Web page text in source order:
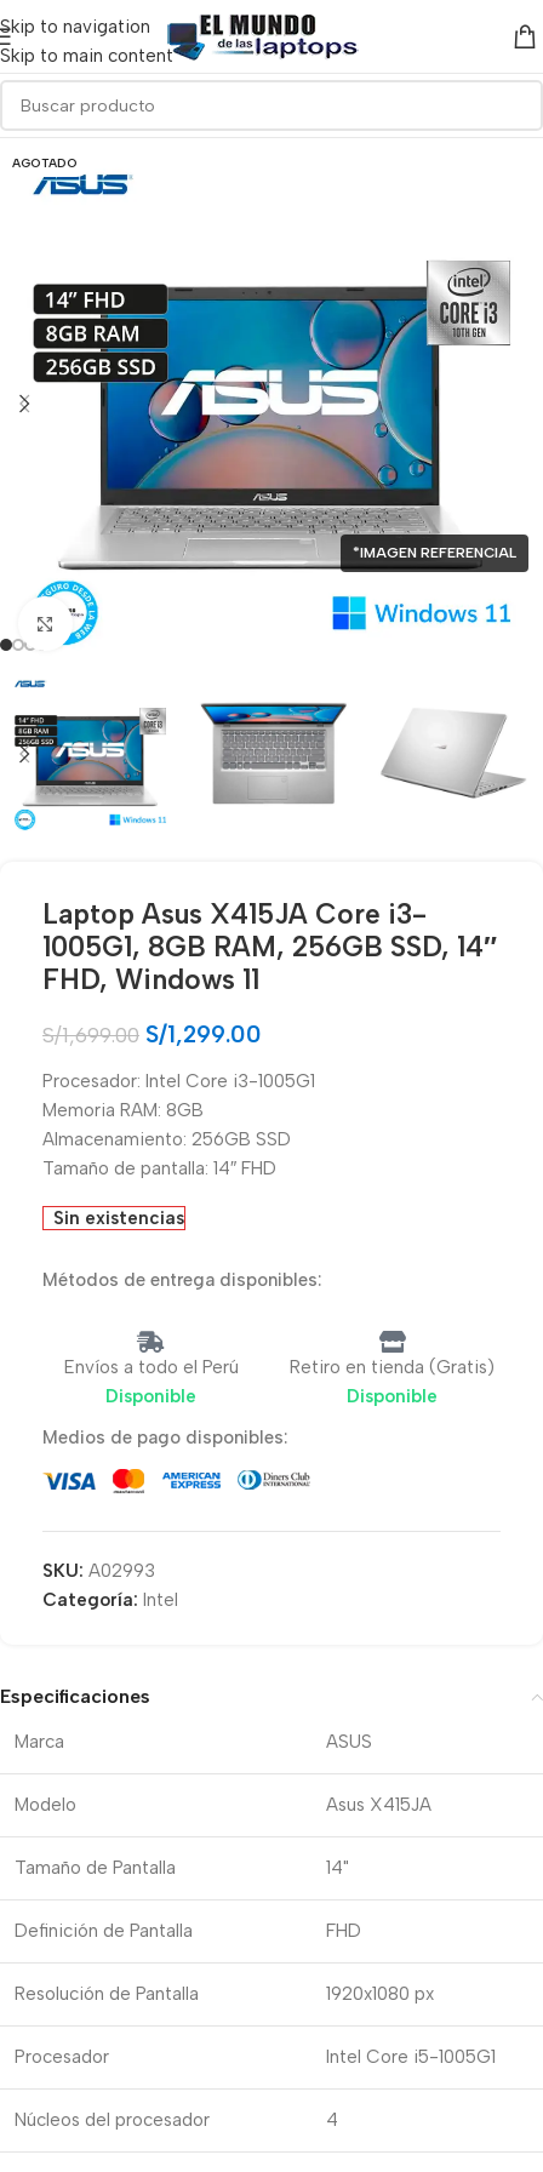
Skip to navigation
Skip to main content
AGOTADO
Click para agrandar
*IMAGEN REFERENCIAL
Laptop Asus X415JA Core i3-
1005G1, 8GB RAM, 256GB SSD, 14″
FHD, Windows 11
S/1,699.00 S/1,299.00
Procesador: Intel Core i3-1005G1
Memoria RAM: 8GB
Almacenamiento: 256GB SSD
Tamaño de pantalla: 14″ FHD
Sin existencias
Métodos de entrega disponibles:
Envíos a todo el Perú
Disponible
Retiro en tienda (Gratis)
Disponible
Medios de pago disponibles:
SKU: A02993
Categoría: Intel
Especificaciones
Marca ASUS
Modelo Asus X415JA
Tamaño de Pantalla 14"
Definición de Pantalla FHD
Resolución de Pantalla 1920x1080 px
Procesador Intel Core i5-1005G1
Núcleos del procesador 4